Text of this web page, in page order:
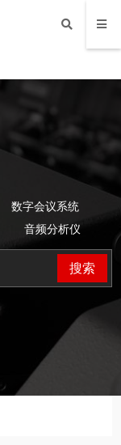
数字会议系统
音频分析仪
搜索